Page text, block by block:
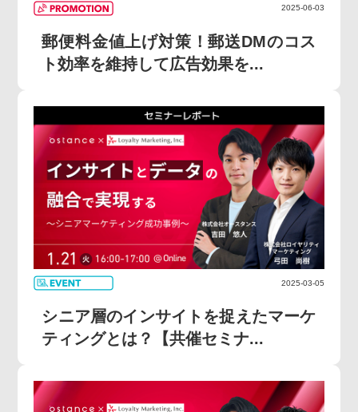
2025-06-03
郵便料金値上げ対策！郵送DMのコス
ト効率を維持して広告効果を...
2025-03-05
シニア層のインサイトを捉えたマーケ
ティングとは？【共催セミナ...